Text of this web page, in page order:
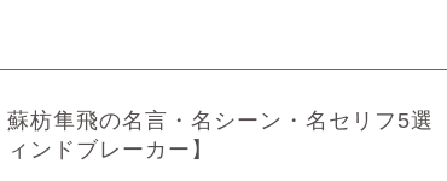
蘇枋隼飛の名言・名シーン・名セリフ5選
ィンドブレーカー】